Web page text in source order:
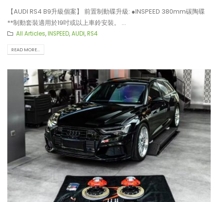
【AUDI RS4 B9升級個案】 前置制動碟升級: ●INSPEED 380mm碳陶碟
**制動套裝適用於19吋或以上車鈴安裝。 ...
All Articles,INSPEED,AUDI,RS4
READ MORE...